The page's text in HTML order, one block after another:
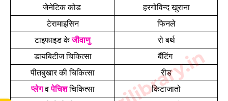
जेनेटिक कोड
हरगोविन्द खुराना
टेरामाइसिन
फिनले
टाइफाइड के जीवाणु
रो बर्थ
डायबिटीज चिकित्सा
बैंटिंग
पीतबुखार की चिकित्सा
रीड
प्लेग व पेचिश चिकित्सा किटाजातो